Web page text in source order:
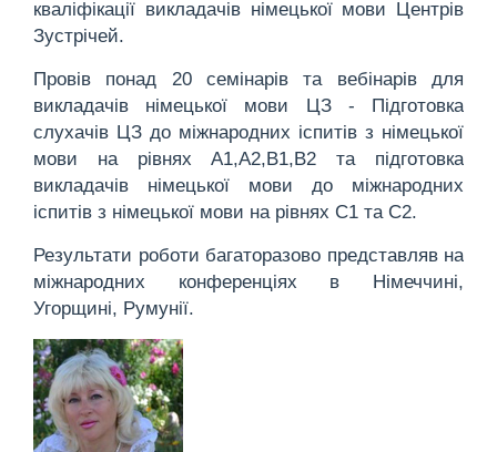
кваліфікації викладачів німецької мови Центрів
Зустрічей.
Провів понад 20 семінарів та вебінарів для
викладачів німецької мови ЦЗ - Підготовка
слухачів ЦЗ до міжнародних іспитів з німецької
мови на рівнях А1,А2,В1,В2 та підготовка
викладачів німецької мови до міжнародних
іспитів з німецької мови на рівнях С1 та С2.
Результати роботи багаторазово представляв на
міжнародних конференціях в Німеччині,
Угорщині, Румунії.